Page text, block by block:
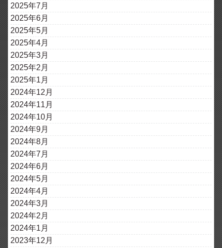
2025年7月
2025年6月
2025年5月
2025年4月
2025年3月
2025年2月
2025年1月
2024年12月
2024年11月
2024年10月
2024年9月
2024年8月
2024年7月
2024年6月
2024年5月
2024年4月
2024年3月
2024年2月
2024年1月
2023年12月